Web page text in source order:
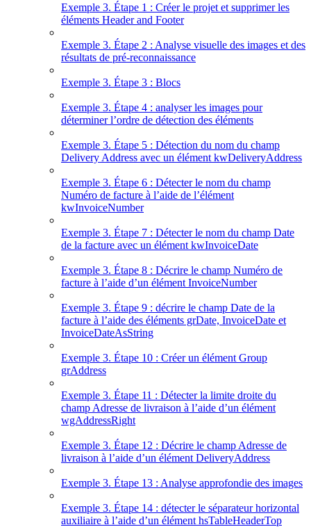
Exemple 3. Étape 1 : Créer le projet et supprimer les
éléments Header and Footer
Exemple 3. Étape 2 : Analyse visuelle des images et des
résultats de pré-reconnaissance
Exemple 3. Étape 3 : Blocs
Exemple 3. Étape 4 : analyser les images pour
déterminer l’ordre de détection des éléments
Exemple 3. Étape 5 : Détection du nom du champ
Delivery Address avec un élément kwDeliveryAddress
Exemple 3. Étape 6 : Détecter le nom du champ
Numéro de facture à l’aide de l’élément
kwInvoiceNumber
Exemple 3. Étape 7 : Détecter le nom du champ Date
de la facture avec un élément kwInvoiceDate
Exemple 3. Étape 8 : Décrire le champ Numéro de
facture à l’aide d’un élément InvoiceNumber
Exemple 3. Étape 9 : décrire le champ Date de la
facture à l’aide des éléments grDate, InvoiceDate et
InvoiceDateAsString
Exemple 3. Étape 10 : Créer un élément Group
grAddress
Exemple 3. Étape 11 : Détecter la limite droite du
champ Adresse de livraison à l’aide d’un élément
wgAddressRight
Exemple 3. Étape 12 : Décrire le champ Adresse de
livraison à l’aide d’un élément DeliveryAddress
Exemple 3. Étape 13 : Analyse approfondie des images
Exemple 3. Étape 14 : détecter le séparateur horizontal
auxiliaire à l’aide d’un élément hsTableHeaderTop